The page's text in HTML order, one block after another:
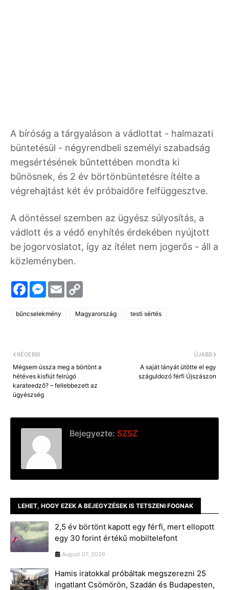
A bíróság a tárgyaláson a vádlottat - halmazati
büntetésül - négyrendbeli személyi szabadság
megsértésének bűntettében mondta ki
bűnösnek, és 2 év börtönbüntetésre ítélte a
végrehajtást két év próbaidőre felfüggesztve.
A döntéssel szemben az ügyész súlyosítás, a
vádlott és a védő enyhítés érdekében nyújtott
be jogorvoslatot, így az ítélet nem jogerős - áll a
közleményben.
F
a
c
b
M
e
s
e
E
m
a
L
bűncselekmény Magyarország testi sértés
ÚJABB
A saját lányát ütötte el egy
száguldozó férfi Újszászon
RÉGEBBI
Mégsem ússza meg a börtönt a
hétéves kisfiút felrúgó
karateedző? – fellebbezett az
ügyészség
Bejegyezte: SZSZ
LEHET, HOGY EZEK A BEJEGYZÉSEK IS TETSZENI FOGNAK
2,5 év börtönt kapott egy férfi, mert ellopott
egy 30 forint értékű mobiltelefont
August 07, 2026
Hamis iratokkal próbáltak megszerezni 25
ingatlant Csömörön, Szadán és Budapesten,